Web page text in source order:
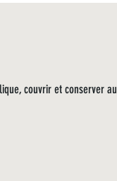
couvrir et conserver au